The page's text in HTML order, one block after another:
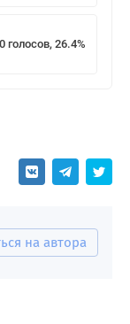
голосов, 26.4%
на автора